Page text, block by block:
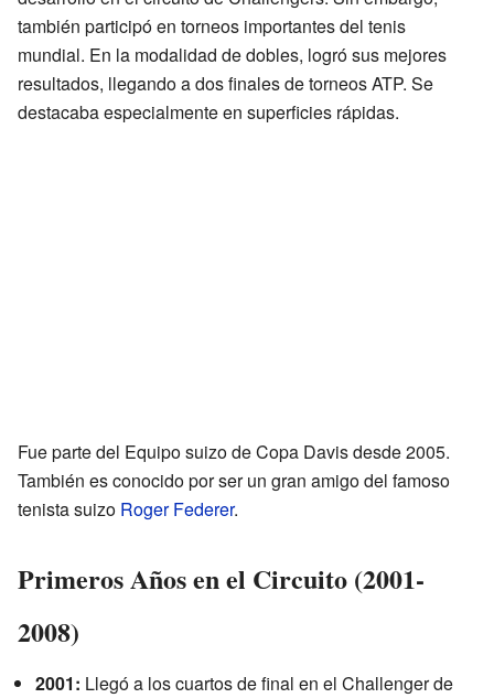
también participó en torneos importantes del tenis
mundial. En la modalidad de dobles, logró sus mejores
resultados, llegando a dos finales de torneos ATP. Se
destacaba especialmente en superficies rápidas.
Fue parte del Equipo suizo de Copa Davis desde 2005.
También es conocido por ser un gran amigo del famoso
tenista suizo Roger Federer.
Primeros Años en el Circuito (2001-
2008)
2001: Llegó a los cuartos de final en el Challenger de